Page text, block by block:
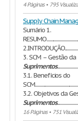
4 Páginas• 795
Supply Chain
Sumário 1.
3. SCM – Gestão da
Suprimentos
3.1. Benefícios do
3.2. Objetivos da
Suprimentos
16 Páginas• 751